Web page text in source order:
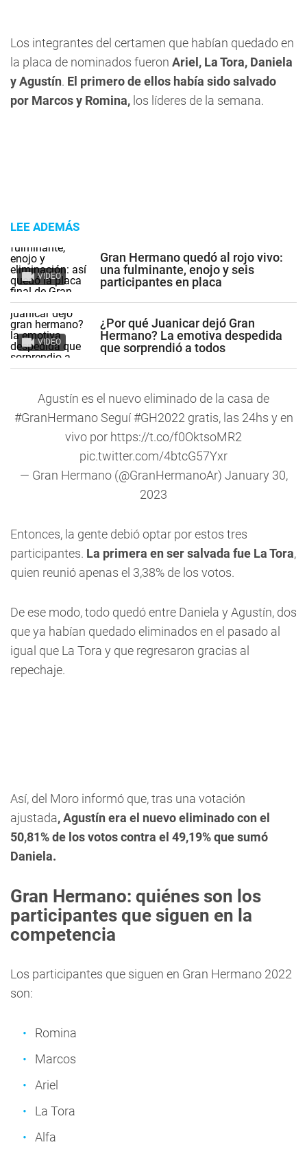
Los integrantes del certamen que habían quedado en
la placa de nominados fueron Ariel, La Tora, Daniela
y Agustín. El primero de ellos había sido salvado
por Marcos y Romina, los líderes de la semana.
LEE ADEMÁS
VIDEO
Gran Hermano quedó al rojo vivo:
una fulminante, enojo y seis
participantes en placa
VIDEO
¿Por qué Juanicar dejó Gran
Hermano? La emotiva despedida
que sorprendió a todos
Agustín es el nuevo eliminado de la casa de
#GranHermanoSeguí#GH2022 gratis, las 24hs y en
vivo por https://t.co/f0OktsoMR2
pic.twitter.com/4btcG57Yxr
— Gran Hermano (@GranHermanoAr) January 30,
2023
Entonces, la gente debió optar por estos tres
participantes. La primera en ser salvada fue La Tora,
quien reunió apenas el 3,38% de los votos.
De ese modo, todo quedó entre Daniela y Agustín, dos
que ya habían quedado eliminados en el pasado al
igual que La Tora y que regresaron gracias al
repechaje.
Así, del Moro informó que, tras una votación
ajustada, Agustín era el nuevo eliminado con el
50,81% de los votos contra el 49,19% que sumó
Daniela.
Gran Hermano: quiénes son los
participantes que siguen en la
competencia
Los participantes que siguen en Gran Hermano 2022
son:
Romina
Marcos
Ariel
La Tora
Alfa